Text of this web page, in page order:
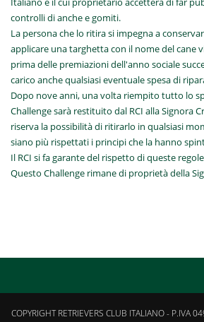
controlli di anche e gomiti.
La persona che lo ritira si impegna a
applicare una targhetta con il nome del cane
prima delle premiazioni dell'anno sociale
carico anche qualsiasi eventuale spesa di
Dopo nove anni, una volta riempito tutto lo
Challenge sarà restituito dal RCI alla Signora
riserva la possibilità di ritirarlo in qualsiasi
siano più rispettati i principi che la hanno
Il RCI si fa garante del rispetto di queste
Questo Challenge rimane di proprietà della
COPYRIGHT RETRIEVERS CLUB ITALIANO - P.IVA